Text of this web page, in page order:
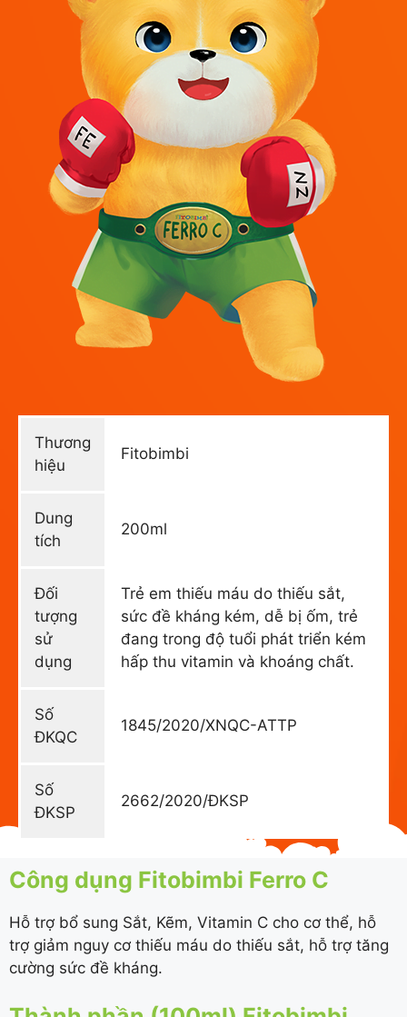
Thương
hiệu
Fitobimbi
Dung
tích
200ml
Đối
tượng
sử
dụng
Trẻ em thiếu máu do thiếu sắt,
sức đề kháng kém, dễ bị ốm, trẻ
đang trong độ tuổi phát triển kém
hấp thu vitamin và khoáng chất.
Số
ĐKQC
1845/2020/XNQC-ATTP
Số
ĐKSP
2662/2020/ĐKSP
Công dụng Fitobimbi Ferro C
Hỗ trợ bổ sung Sắt, Kẽm, Vitamin C cho cơ thể, hỗ
trợ giảm nguy cơ thiếu máu do thiếu sắt, hỗ trợ tăng
cường sức đề kháng.